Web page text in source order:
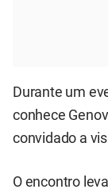
Durante um
conhece
convidado a
O encontro